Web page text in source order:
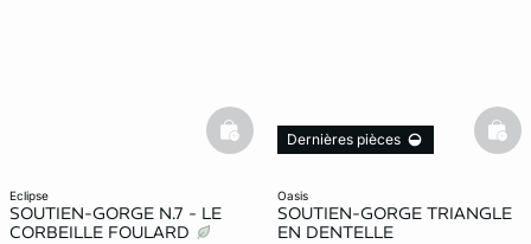
eclipse
SOUTIEN-GORGE N.7 - LE
CORBEILLE FOULARD
basketfull
oasis
SOUTIEN-GORGE TRIANGLE
EN DENTELLE
Dernières pièces